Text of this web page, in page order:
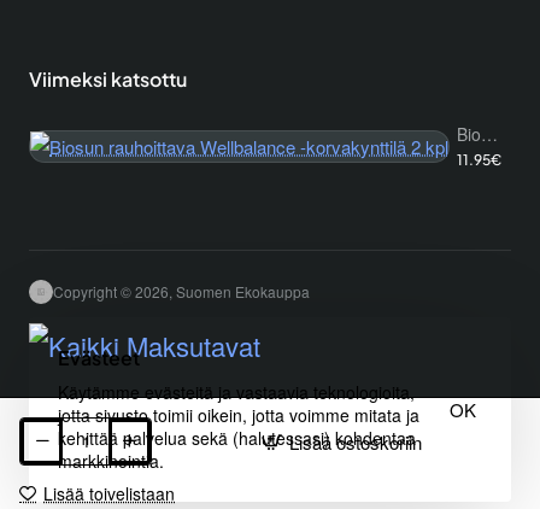
Evästeet
Käytämme evästeitä ja vastaavia teknologioita,
jotta sivusto toimii oikein, jotta voimme mitata ja
kehittää palvelua sekä (halutessasi) kohdentaa
markkinointia.
OK
Lisää ostoskoriin
Lisää toivelistaan
Viimeksi katsottu
Biosun rauhoittava Wellbalance -korvakynttilä 2 kpl
11.95€
Copyright © 2026, Suomen Ekokauppa